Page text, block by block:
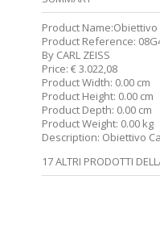
Product Name:Obiettivo
Product Reference:
By CARL ZEISS
Price: €3.022,08
Product Width: 0.00 cm
Product Height: 0.00 cm
Product Depth: 0.00 cm
Product Weight: 0.00 kg
Description: Obiettivo
17 ALTRI PRODOTTI